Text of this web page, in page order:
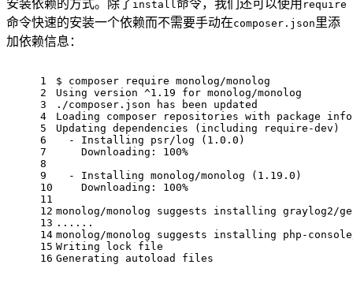
安装依赖的方式。除了 install命令，我们还可以使用 require
命令快速的安装一个依赖而不需要手动在composer.json 里添
加依赖信息：
1
2
3
4
5
6
7
8
9
10
11
12
13
14
15
16
$ composer require monolog/monolog
Using version ^1.19 for monolog/monolog
./composer.json has been updated
Loading composer repositories with package
Updating dependencies ( including require-dev)
  - Installing psr/
log ( 1.0 .0 )
    Downloading:
100%
  - Installing monolog/monolog (
1.19 .0 )
    Downloading:
100%
monolog/monolog suggests installing graylog2/
......
monolog/monolog suggests installing php-
Writing
lock file
Generating autoload files